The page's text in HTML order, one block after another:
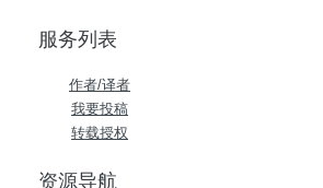
服务列表
作者/译者
我要投稿
转载授权
资源导航